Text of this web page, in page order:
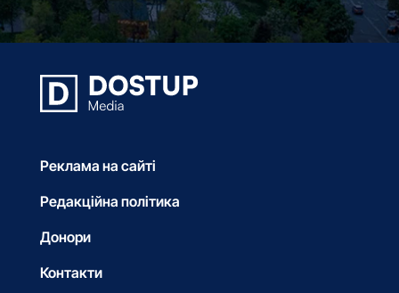
Реклама на сайті
Редакційна політика
Донори
Контакти